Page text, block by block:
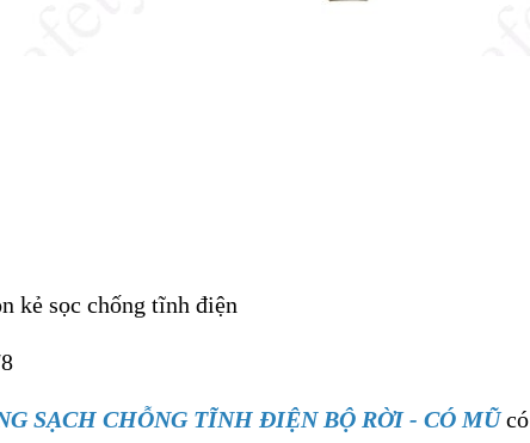
kẻ sọc chống tĩnh điện
SẠCH CHỖNG TĨNH ĐIỆN BỘ RỜI - CÓ MŨ